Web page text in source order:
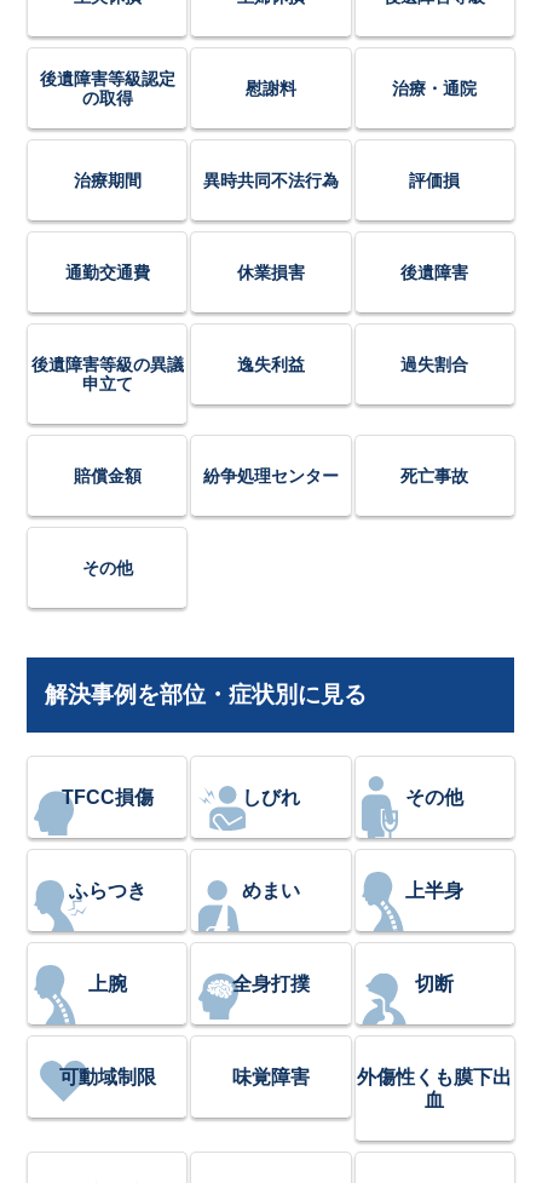
後遺障害等級認定
の取得
慰謝料 治療・通院
治療期間 異時共同不法行為 評価損
通勤交通費 休業損害 後遺障害
後遺障害等級の異議
申立て
逸失利益 過失割合
賠償金額 紛争処理センター 死亡事故
その他
解決事例を部位・症状別に見る
TFCC損傷 しびれ その他
ふらつき めまい 上半身
上腕 全身打撲 切断
可動域制限 味覚障害
外傷性くも膜下出
血